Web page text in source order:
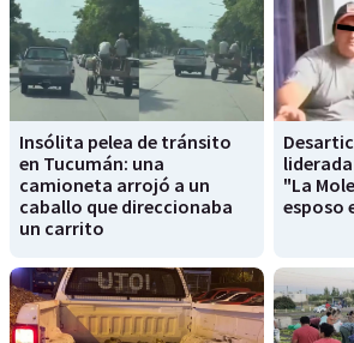
Insólita pelea de tránsito
en Tucumán: una
camioneta arrojó a un
caballo que direccionaba
un carrito
"La
esposo